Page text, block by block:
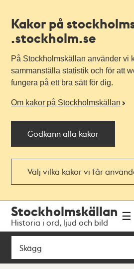
Kakor på
.stockholm.se
På Stockholmskällan använder vi
sammanställa statistik och för att
fungera på ett bra sätt för dig.
Om kakor på Stockholmskällan
Godkänn alla kakor
Välj vilka kakor vi får
navigationen
huvudinnehållet
Stockholmskällan
Historia i ord, ljud och bild
Sök